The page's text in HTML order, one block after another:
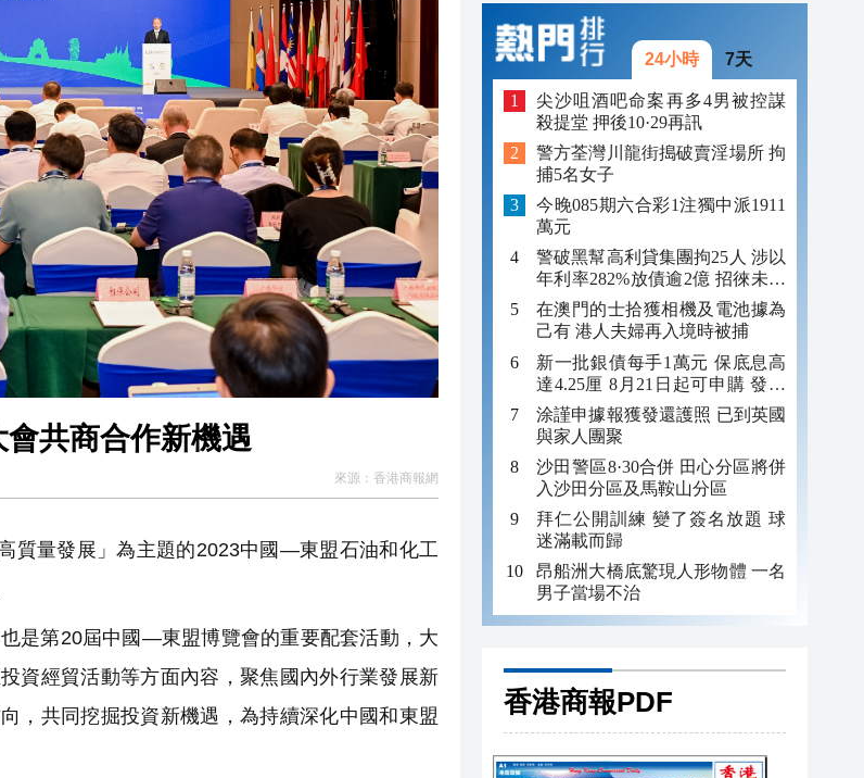
共商合作新機遇
來源： 香港商報網
質量發展」為主題的2023中國—東盟石油和化工
是第20屆中國—東盟博覽會的重要配套活動，大
資經貿活動等方面內容，聚焦國內外行業發展新
，共同挖掘投資新機遇，為持續深化中國和東盟
24小時 7天
尖沙咀酒吧命案再多4男被控謀
殺提堂 押後10·29再訊
警方荃灣川龍街搗破賣淫場所 拘
捕5名女子
今晚085期六合彩1注獨中派1911
萬元
警破黑幫高利貸集團拘25人 涉以
年利率282%放債逾2億 招徠未成
年追數
在澳門的士拾獲相機及電池據為
己有 港人夫婦再入境時被捕
新一批銀債每手1萬元 保底息高
達4.25厘 8月21日起可申購 發行
金額最多550億
涂謹申據報獲發還護照 已到英國
與家人團聚
沙田警區8·30合併 田心分區將併
入沙田分區及馬鞍山分區
拜仁公開訓練 變了簽名放題 球
迷滿載而歸
昂船洲大橋底驚現人形物體 一名
男子當場不治
香港商報PDF